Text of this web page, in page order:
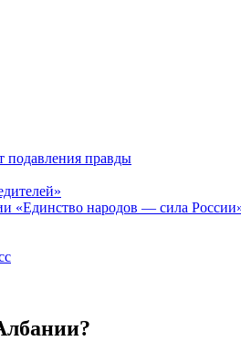
подавления правды
«Единство народов — сила